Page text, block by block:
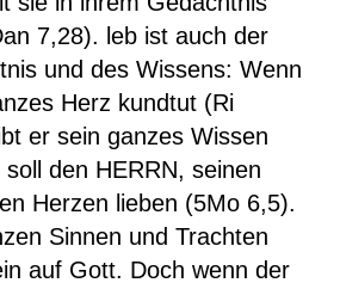
7,28). leb ist auch der
und des Wissens: Wenn
Herz kundtut (Ri
er sein ganzes Wissen
den HERRN, seinen
Herzen lieben (5Mo 6,5).
Sinnen und Trachten
auf Gott. Doch wenn der